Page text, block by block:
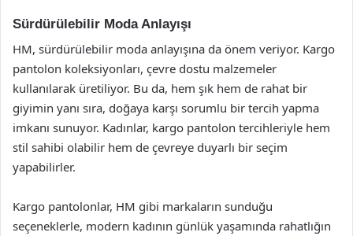
Sürdürülebilir Moda Anlayışı
HM, sürdürülebilir moda anlayışına da önem veriyor. Kargo
pantolon koleksiyonları, çevre dostu malzemeler
kullanılarak üretiliyor. Bu da, hem şık hem de rahat bir
giyimin yanı sıra, doğaya karşı sorumlu bir tercih yapma
imkanı sunuyor. Kadınlar, kargo pantolon tercihleriyle hem
stil sahibi olabilir hem de çevreye duyarlı bir seçim
yapabilirler.
Kargo pantolonlar, HM gibi markaların sunduğu
seçeneklerle, modern kadının günlük yaşamında rahatlığın